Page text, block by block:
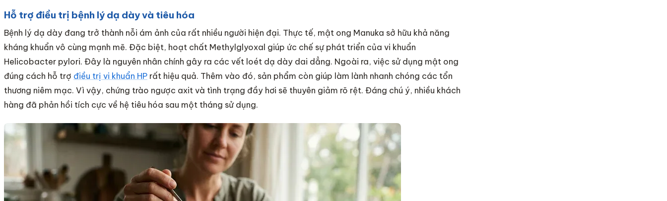
Hỗ trợ điều trị bệnh lý dạ dày và tiêu hóa
Bệnh lý dạ dày đang trở thành nỗi ám ảnh của rất nhiều người hiện đại. Thực tế, mật ong Manuka sở hữu khả năng
kháng khuẩn vô cùng mạnh mẽ. Đặc biệt, hoạt chất Methylglyoxal giúp ức chế sự phát triển của vi khuẩn
Helicobacter pylori. Đây là nguyên nhân chính gây ra các vết loét dạ dày dai dẳng. Ngoài ra, việc sử dụng mật ong
đúng cách hỗ trợ điều trị vi khuẩn HP rất hiệu quả. Thêm vào đó, sản phẩm còn giúp làm lành nhanh chóng các tổn
thương niêm mạc. Vì vậy, chứng trào ngược axit và tình trạng đầy hơi sẽ thuyên giảm rõ rệt. Đáng chú ý, nhiều khách
hàng đã phản hồi tích cực về hệ tiêu hóa sau một tháng sử dụng.